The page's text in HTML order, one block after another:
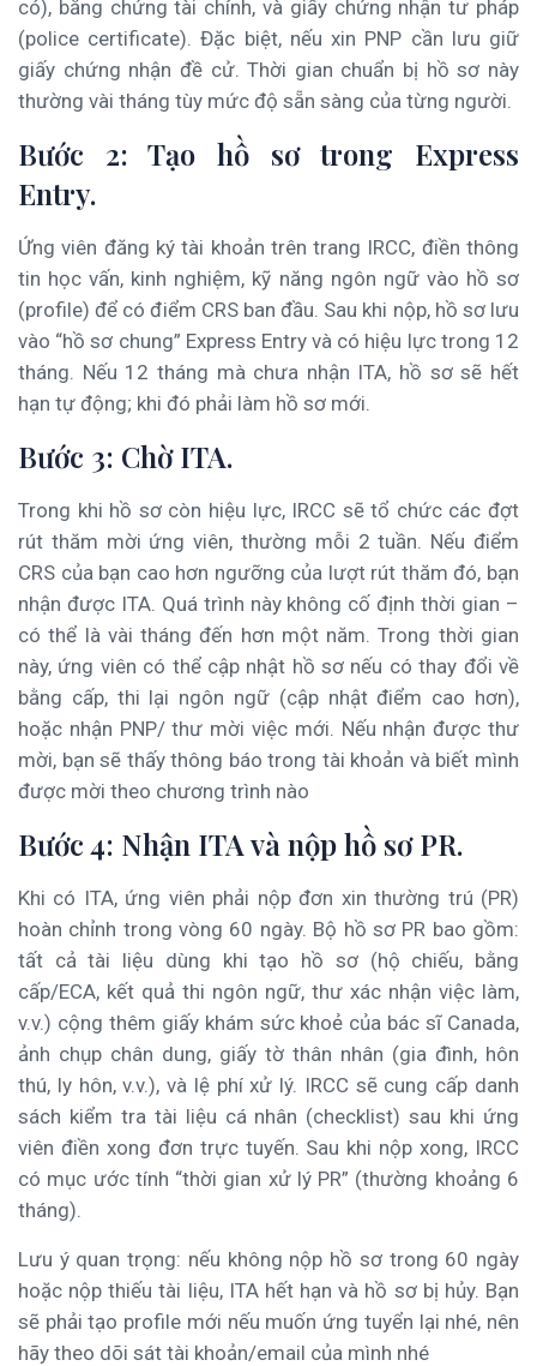
có), bằng chứng tài chính, và giấy chứng nhận tư pháp
(police certificate). Đặc biệt, nếu xin PNP cần lưu giữ
giấy chứng nhận đề cử. Thời gian chuẩn bị hồ sơ này
thường vài tháng tùy mức độ sẵn sàng của từng người.
Bước 2: Tạo hồ sơ trong Express
Entry.
Ứng viên đăng ký tài khoản trên trang IRCC, điền thông
tin học vấn, kinh nghiệm, kỹ năng ngôn ngữ vào hồ sơ
(profile) để có điểm CRS ban đầu. Sau khi nộp, hồ sơ lưu
vào “hồ sơ chung” Express Entry và có hiệu lực trong 12
tháng. Nếu 12 tháng mà chưa nhận ITA, hồ sơ sẽ hết
hạn tự động; khi đó phải làm hồ sơ mới.
Bước 3: Chờ ITA.
Trong khi hồ sơ còn hiệu lực, IRCC sẽ tổ chức các đợt
rút thăm mời ứng viên, thường mỗi 2 tuần. Nếu điểm
CRS của bạn cao hơn ngưỡng của lượt rút thăm đó, bạn
nhận được ITA. Quá trình này không cố định thời gian –
có thể là vài tháng đến hơn một năm. Trong thời gian
này, ứng viên có thể cập nhật hồ sơ nếu có thay đổi về
bằng cấp, thi lại ngôn ngữ (cập nhật điểm cao hơn),
hoặc nhận PNP/ thư mời việc mới. Nếu nhận được thư
mời, bạn sẽ thấy thông báo trong tài khoản và biết mình
được mời theo chương trình nào
Bước 4: Nhận ITA và nộp hồ sơ PR.
Khi có ITA, ứng viên phải nộp đơn xin thường trú (PR)
hoàn chỉnh trong vòng 60 ngày. Bộ hồ sơ PR bao gồm:
tất cả tài liệu dùng khi tạo hồ sơ (hộ chiếu, bằng
cấp/ECA, kết quả thi ngôn ngữ, thư xác nhận việc làm,
v.v.) cộng thêm giấy khám sức khoẻ của bác sĩ Canada,
ảnh chụp chân dung, giấy tờ thân nhân (gia đình, hôn
thú, ly hôn, v.v.), và lệ phí xử lý. IRCC sẽ cung cấp danh
sách kiểm tra tài liệu cá nhân (checklist) sau khi ứng
viên điền xong đơn trực tuyến. Sau khi nộp xong, IRCC
có mục ước tính “thời gian xử lý PR” (thường khoảng 6
tháng).
Lưu ý quan trọng: nếu không nộp hồ sơ trong 60 ngày
hoặc nộp thiếu tài liệu, ITA hết hạn và hồ sơ bị hủy. Bạn
sẽ phải tạo profile mới nếu muốn ứng tuyển lại nhé, nên
hãy theo dõi sát tài khoản/email của mình nhé